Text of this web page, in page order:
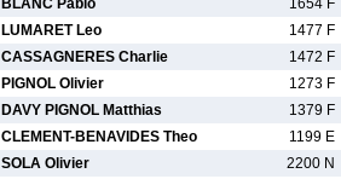
BLANC Pablo
1654 F
LUMARET Leo
1477 F
CASSAGNERES Charlie
1472 F
PIGNOL Olivier
1273 F
DAVY PIGNOL Matthias
1379 F
CLEMENT-BENAVIDES Theo
1199 E
SOLA Olivier
2200 N